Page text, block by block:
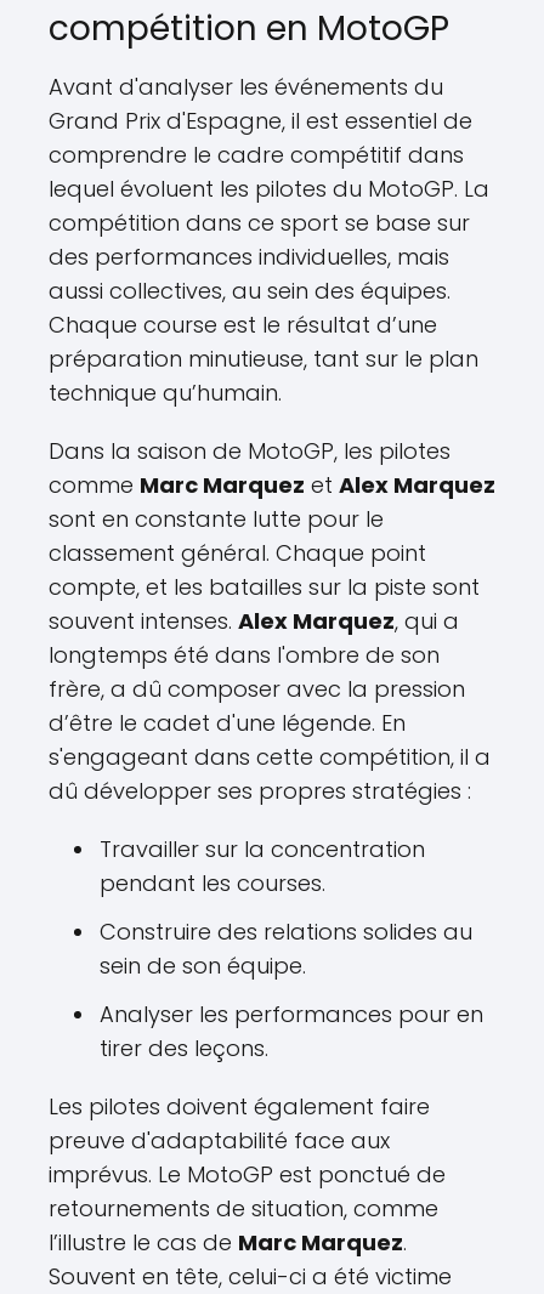
compétition en MotoGP
Avant d'analyser les événements du
Grand Prix d'Espagne, il est essentiel de
comprendre le cadre compétitif dans
lequel évoluent les pilotes du MotoGP. La
compétition dans ce sport se base sur
des performances individuelles, mais
aussi collectives, au sein des équipes.
Chaque course est le résultat d’une
préparation minutieuse, tant sur le plan
technique qu’humain.
Dans la saison de MotoGP, les pilotes
comme Marc Marquez et Alex Marquez
sont en constante lutte pour le
classement général. Chaque point
compte, et les batailles sur la piste sont
souvent intenses. Alex Marquez, qui a
longtemps été dans l'ombre de son
frère, a dû composer avec la pression
d’être le cadet d'une légende. En
s'engageant dans cette compétition, il a
dû développer ses propres stratégies :
Travailler sur la concentration
pendant les courses.
Construire des relations solides au
sein de son équipe.
Analyser les performances pour en
tirer des leçons.
Les pilotes doivent également faire
preuve d'adaptabilité face aux
imprévus. Le MotoGP est ponctué de
retournements de situation, comme
l’illustre le cas de Marc Marquez.
Souvent en tête, celui-ci a été victime